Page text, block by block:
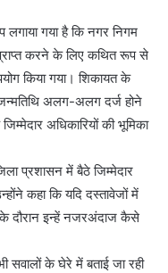
गया है कि नगर निगम
करने के लिए कथित रूप से
किया गया। शिकायत के
अलग-अलग दर्ज होने
अधिकारियों की भूमिका
प्रशासन में बैठे जिम्मेदार
कहा कि यदि दस्तावेजों में
के दौरान इन्हें नजरअंदाज कैसे
सवालों के घेरे में बताई जा रही